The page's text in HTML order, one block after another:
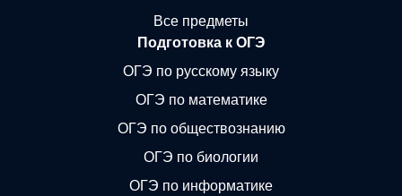
Все предметы
Подготовка к ОГЭ
ОГЭ по русскому языку
ОГЭ по математике
ОГЭ по обществознанию
ОГЭ по биологии
ОГЭ по информатике